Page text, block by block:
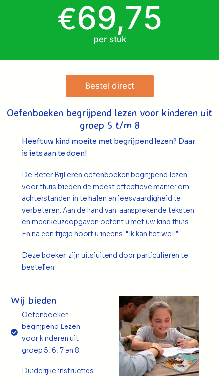
€69,75
per stuk
Bestel direct
Oefenboeken begrijpend lezen voor kinderen uit
groep 5 t/m 8
Heeft uw kind moeite met begrijpend lezen? Daar
is iets aan te doen!
De Beter BijLeren oefenboeken begrijpend lezen
voor thuis bieden de meest effectieve manier om
achterstanden in te halen en leesvaardigheid te
verbeteren. Aan de hand van aansprekende teksten
en meerkeuzeopgaven oefent u met uw kind thuis.
En na een tijdje hoort u ineens: “Ik kan het wel!”
Deze boeken zijn uitsluitend door particulieren te
bestellen.
Wij bieden
Oefenboeken
begrijpend Lezen
voor kinderen uit
groep 5, 6, 7 en 8.
Duidelijke instructies